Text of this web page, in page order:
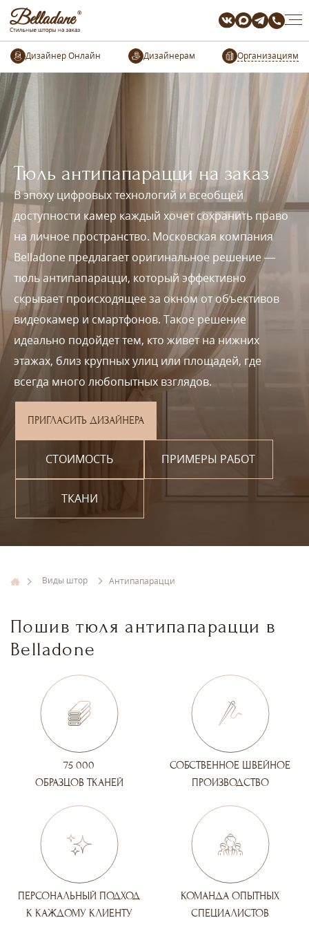
Организациям
Тюль антипапарацци на заказ
В эпоху цифровых технологий и всеобщей
доступности камер каждый хочет сохранить право
на личное пространство. Московская компания
Belladone предлагает оригинальное решение —
тюль антипапарацци, который эффективно
скрывает происходящее за окном от объективов
видеокамер и смартфонов. Такое решение
идеально подойдет тем, кто живет на нижних
этажах, близ крупных улиц или площадей, где
всегда много любопытных взглядов.
ПРИГЛАСИТЬ ДИЗАЙНЕРА
СТОИМОСТЬ ПРИМЕРЫ РАБОТ
ТКАНИ
Виды штор Антипапарацци
Пошив тюля антипапарацци в
Belladone
75 000
ОБРАЗЦОВ ТКАНЕЙ
СОБСТВЕННОЕ ШВЕЙНОЕ
ПРОИЗВОДСТВО
ПЕРСОНАЛЬНЫЙ ПОДХОД
К КАЖДОМУ КЛИЕНТУ
КОМАНДА ОПЫТНЫХ
СПЕЦИАЛИСТОВ